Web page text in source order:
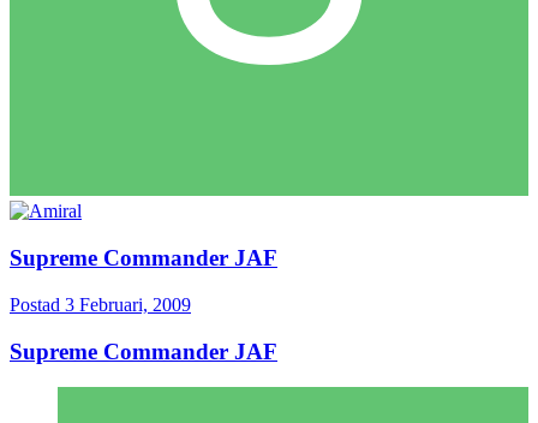
Supreme Commander JAF
Postad 3 Februari, 2009
Supreme Commander JAF